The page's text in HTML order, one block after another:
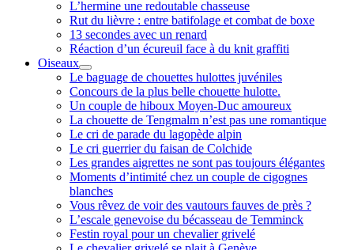
L’hermine une redoutable chasseuse
Rut du lièvre : entre batifolage et combat de boxe
13 secondes avec un renard
Réaction d’un écureuil face à du knit graffiti
Oiseaux
ouvrir
menu
Le baguage de chouettes hulottes juvéniles
Concours de la plus belle chouette hulotte.
Un couple de hiboux Moyen-Duc amoureux
La chouette de Tengmalm n’est pas une romantique
Le cri de parade du lagopède alpin
Le cri guerrier du faisan de Colchide
Les grandes aigrettes ne sont pas toujours élégantes
Moments d’intimité chez un couple de cigognes
blanches
Vous rêvez de voir des vautours fauves de près ?
L’escale genevoise du bécasseau de Temminck
Festin royal pour un chevalier grivelé